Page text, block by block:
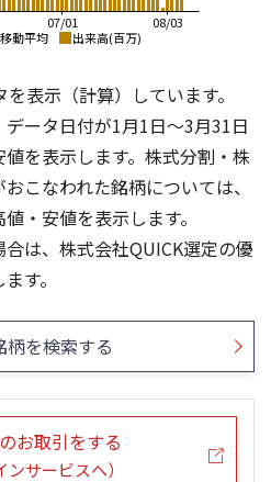
動平均 出来高(百万)
08/03
07/01
移動平均 出来高(百万)
0
10,000
15,000
20,000
25,000
移動平均 出来高(百万)
0
10,000
15,000
20,000
25,000
表示（計算）しています。
ータ日付が1月1日～3月31日
を表示します。株式分割・株
こなわれた銘柄については、
・安値を表示します。
は、株式会社QUICK選定の優
す。
柄を検索する
お取引をする
ンサービスへ）